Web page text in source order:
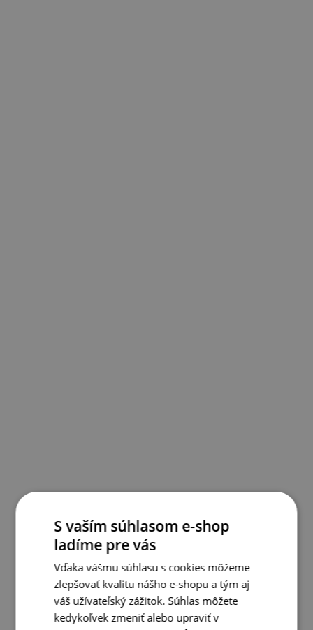
S vaším súhlasom e-shop
ladíme pre vás
Vďaka vášmu súhlasu s cookies môžeme
zlepšovať kvalitu nášho e-shopu a tým aj
váš užívateľský zážitok. Súhlas môžete
kedykoľvek zmeniť alebo upraviť v